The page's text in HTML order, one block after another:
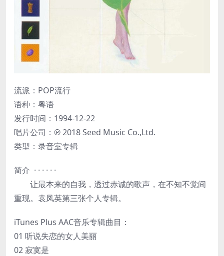
流派：POP流行
语种：粤语
发行时间：1994-12-22
唱片公司：℗ 2018 Seed Music Co.,Ltd.
类型：录音室专辑
简介 · · · · · ·
让最本来的自我，透过赤诚的歌声，在不知不觉间
重现。袁凤英第三张个人专辑。
iTunes Plus AAC音乐专辑曲目：
01 听说失恋的女人美丽
02 寂寞是